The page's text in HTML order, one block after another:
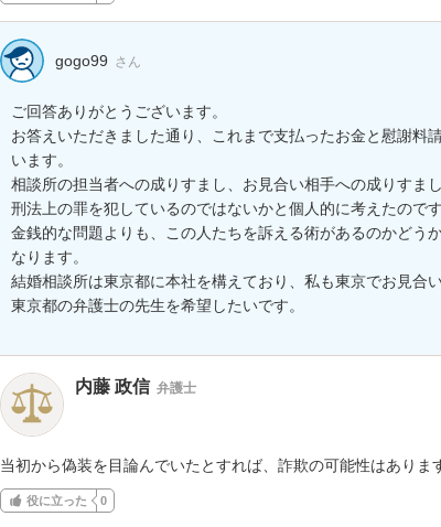
gogo99 さん
ご回答ありがとうございます。
お答えいただきました通り、これまで支払ったお金と慰謝料
います。
相談所の担当者への成りすまし、お見合い相手への成りすま
刑法上の罪を犯しているのではないかと個人的に考えたので
金銭的な問題よりも、この人たちを訴える術があるのかどう
なります。
結婚相談所は東京都に本社を構えており、私も東京でお見合
東京都の弁護士の先生を希望したいです。
内藤 政信 弁護士
当初から偽装を目論んでいたとすれば、詐欺の可能性はありま
役に立った 0